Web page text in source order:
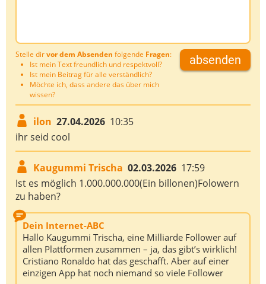
Stelle dirvor dem Absenden folgende Fragen:
Ist mein Text freundlich und respektvoll?
Ist mein Beitrag für alle verständlich?
Möchte ich, dass andere das über mich
wissen?
absenden
ilon 27.04.2026 10:35
ihr seid cool
Kaugummi Trischa 02.03.2026 17:59
Ist es möglich 1.000.000.000(Ein billonen)Folowern
zu haben?
Dein Internet-ABC
Hallo Kaugummi Trischa, eine Milliarde Follower auf
allen Plattformen zusammen – ja, das gibt’s wirklich!
Cristiano Ronaldo hat das geschafft. Aber auf einer
einzigen App hat noch niemand so viele Follower